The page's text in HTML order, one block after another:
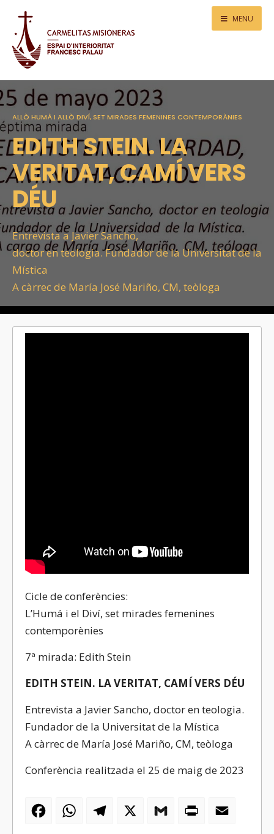
MENU
ALLÒ HUMÀ I ALLÒ DIVÍ, SET MIRADES FEMENINES CONTEMPORÀNIES
EDITH STEIN. LA
VERITAT, CAMÍ VERS
DÉU
Entrevista a Javier Sancho,
doctor en teologia. Fundador de la Universitat de la
Mística
A càrrec de María José Mariño, CM, teòloga
Cicle de conferències:
L’Humá i el Diví, set mirades femenines
contemporènies
7ª mirada: Edith Stein
EDITH STEIN. LA VERITAT, CAMÍ VERS DÉU
Entrevista a Javier Sancho, doctor en teologia.
Fundador de la Universitat de la Mística
A càrrec de María José Mariño, CM, teòloga
Conferència realitzada el 25 de maig de 2023
FacebookWhatsAppTelegram Gmail PrintFriendly